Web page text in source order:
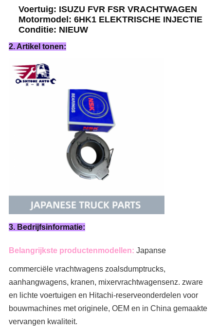
Voertuig: ISUZU FVR FSR VRACHTWAGEN
Motormodel: 6HK1 ELEKTRISCHE INJECTIE
Conditie: NIEUW
2. Artikel tonen:
3. Bedrijfsinformatie:
Belangrijkste productenmodellen: Japanse
commerciële vrachtwagens zoalsdumptrucks,
aanhangwagens, kranen, mixervrachtwagensenz. zware
en lichte voertuigen en Hitachi-reserveonderdelen voor
bouwmachines met originele, OEM en in China gemaakte
vervangen kwaliteit.